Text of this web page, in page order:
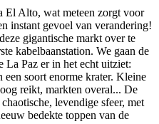
El Alto, wat meteen zorgt voor
instant gevoel van verandering!
gigantische markt over te
kabelbaanstation. We gaan de
La Paz er in het echt uitziet:
een soort enorme krater. Kleine
reikt, markten overal... De
levendige sfeer, met
bedekte toppen van de